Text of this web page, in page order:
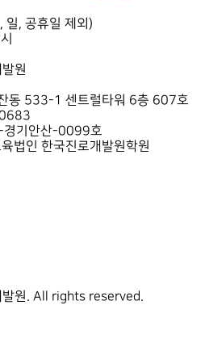
일, 공휴일 제외)
원
동 533-1 센트럴타워 6층 607호
경기안산-0099호
법인 한국진로개발원학원
원. All rights reserved.